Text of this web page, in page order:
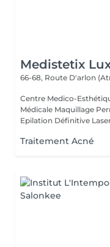
Medistetix
66-68, Route D'arlon
Centre Medico-
Médicale Maquillage
Epilation Définitive
Traitement Acné